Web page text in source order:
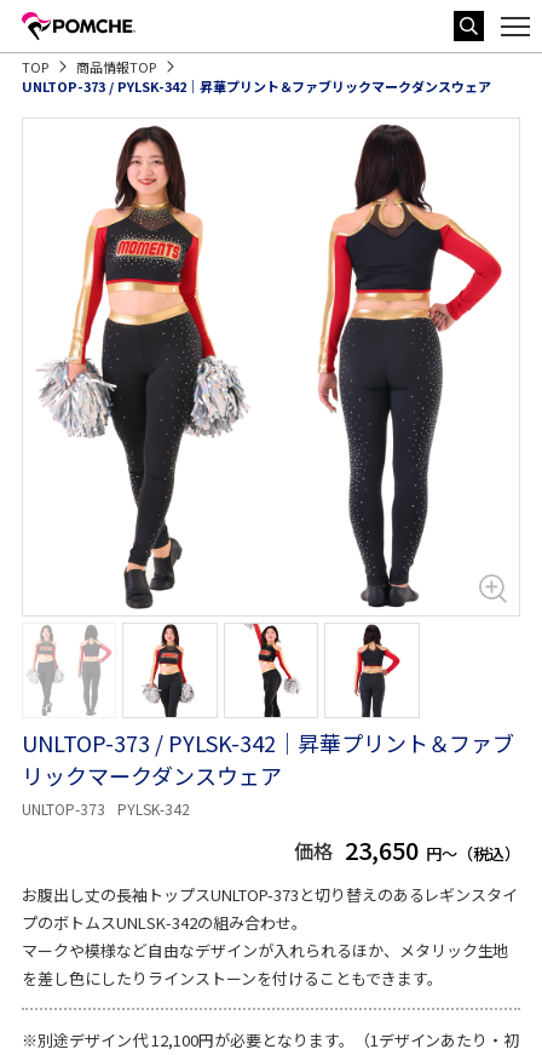
TOP
商品情報TOP
UNLTOP-373 / PYLSK-342｜昇華プリント＆ファブリックマークダンスウェア
UNLTOP-373 / PYLSK-342｜昇華プリント＆ファブ
リックマークダンスウェア
UNLTOP-373 PYLSK-342
価格 23,650 円～（税込）
お腹出し丈の長袖トップスUNLTOP-373と切り替えのあるレギンスタイ
プのボトムスUNLSK-342の組み合わせ。
マークや模様など自由なデザインが入れられるほか、メタリック生地
を差し色にしたりラインストーンを付けることもできます。
※別途デザイン代 12,100円が必要となります。（1デザインあたり・初